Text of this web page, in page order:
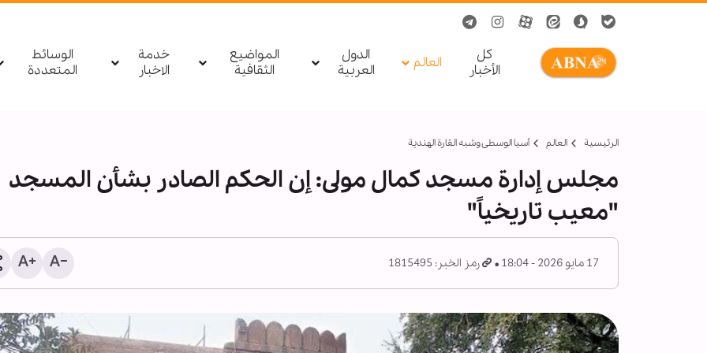
کل
الأخبار
العالم
الدول
العربیة
المواضيع
الثقافية
خدمة
الاخبار
الوسائط
المتعددة
الرئيسية العالم أسیا الوسطی وشبه القارة الهندية
مجلس إدارة مسجد كمال مولى: إن الحكم الصادر بشأن المسجد
"معيب تاريخياً"
17 مايو 2026 - 18:04 رمز الخبر: 1815495
ليس المال وحده.. ما
وراء مغادرة أهم